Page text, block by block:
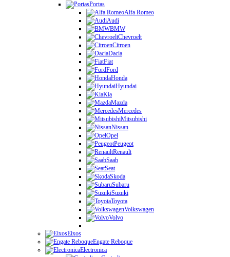
Portas
Alfa Romeo
Audi
BMW
Chevroelt
Citroen
Dacia
Fiat
Ford
Honda
Hyundai
Kia
Mazda
Mercedes
Mitsubishi
Nissan
Opel
Peugeot
Renault
Saab
Seat
Skoda
Subaru
Suzuki
Toyota
Volkswagen
Volvo
Eixos
Engate Reboque
Electronica